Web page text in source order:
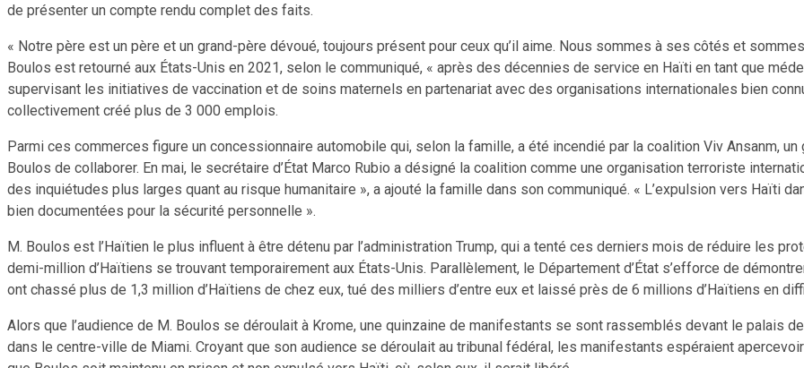
de présenter un compte rendu complet des faits.
« Notre père est un père et un grand-père dévoué, toujours présent pour ceux qu’il aime. Nous sommes à ses côtés et
Boulos est retourné aux États-Unis en 2021, selon le communiqué, « après des décennies de service en Haïti en tant que
supervisant les initiatives de vaccination et de soins maternels en partenariat avec des organisations internationales bien
collectivement créé plus de 3 000 emplois.
Parmi ces commerces figure un concessionnaire automobile qui, selon la famille, a été incendié par la coalition Viv Ansanm,
Boulos de collaborer. En mai, le secrétaire d’État Marco Rubio a désigné la coalition comme une organisation terroriste
des inquiétudes plus larges quant au risque humanitaire », a ajouté la famille dans son communiqué. « L’expulsion vers Haïti
bien documentées pour la sécurité personnelle ».
M. Boulos est l’Haïtien le plus influent à être détenu par l’administration Trump, qui a tenté ces derniers mois de réduire les
demi-million d’Haïtiens se trouvant temporairement aux États-Unis. Parallèlement, le Département d’État s’efforce de
ont chassé plus de 1,3 million d’Haïtiens de chez eux, tué des milliers d’entre eux et laissé près de 6 millions d’Haïtiens en
Alors que l’audience de M. Boulos se déroulait à Krome, une quinzaine de manifestants se sont rassemblés devant le palais
dans le centre-ville de Miami. Croyant que son audience se déroulait au tribunal fédéral, les manifestants espéraient